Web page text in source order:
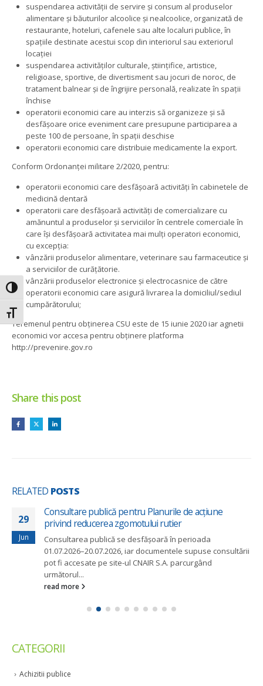
Toggle High Contrast
Toggle Font size
suspendarea activității de servire și consum al produselor
alimentare și băuturilor alcoolice și nealcoolice, organizată de
restaurante, hoteluri, cafenele sau alte localuri publice, în
spațiile destinate acestui scop din interiorul sau exteriorul
locației
suspendarea activităților culturale, științifice, artistice,
religioase, sportive, de divertisment sau jocuri de noroc, de
tratament balnear și de îngrijire personală, realizate în spații
închise
operatorii economici care au interzis să organizeze și să
desfășoare orice eveniment care presupune participarea a
peste 100 de persoane, în spații deschise
operatorii economici care distribuie medicamente la export.
Conform Ordonanței militare 2/2020, pentru:
operatorii economici care desfășoară activități în cabinetele de
medicină dentară
operatorii care desfășoară activități de comercializare cu
amănuntul a produselor și serviciilor în centrele comerciale în
care își desfășoară activitatea mai mulți operatori economici,
cu excepția:
vânzării produselor alimentare, veterinare sau farmaceutice și
a serviciilor de curățătorie.
vânzării produselor electronice și electrocasnice de către
operatorii economici care asigură livrarea la domiciliul/sediul
cumpărătorului;
Teremenul pentru obținerea CSU este de 15 iunie 2020 iar agnetii
economici vor accesa pentru obținere platforma
http://prevenire.gov.ro
Share this post
RELATED POSTS
29
Jun
Consultare publică pentru Planurile de acțiune
privind reducerea zgomotului rutier
Consultarea publică se desfășoară în perioada
01.07.2026–20.07.2026, iar documentele supuse consultării
pot fi accesate pe site-ul CNAIR S.A. parcurgând
următorul...
read more
CATEGORII
Achizitii publice